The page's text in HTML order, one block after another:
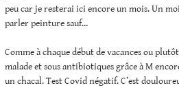
peu car je resterai ici encore un mois. Un
parler peinture sauf…
Comme à chaque début de vacances ou
malade et sous antibiotiques grâce à M
un chacal. Test Covid négatif. C’est